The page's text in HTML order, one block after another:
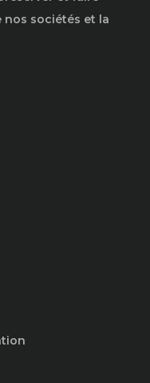
nos sociétés et la